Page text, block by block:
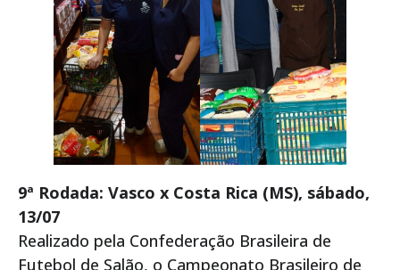
9ª Rodada: Vasco x Costa Rica (MS), sábado,
13/07
Realizado pela Confederação Brasileira de
Futebol de Salão, o Campeonato Brasileiro de